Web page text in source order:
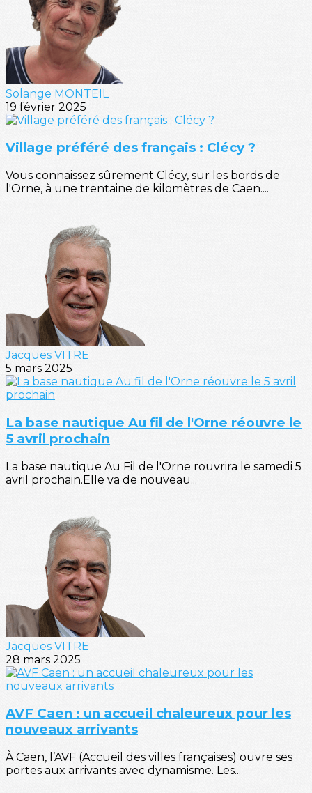
Solange MONTEIL
19 février 2025
Village préféré des français : Clécy ?
Vous connaissez sûrement Clécy, sur les bords de
l'Orne, à une trentaine de kilomètres de Caen....
Jacques VITRE
5 mars 2025
La base nautique Au fil de l'Orne réouvre le
5 avril prochain
La base nautique Au Fil de l'Orne rouvrira le samedi 5
avril prochain.Elle va de nouveau...
Jacques VITRE
28 mars 2025
AVF Caen : un accueil chaleureux pour les
nouveaux arrivants
À Caen, l’AVF (Accueil des villes françaises) ouvre ses
portes aux arrivants avec dynamisme. Les...